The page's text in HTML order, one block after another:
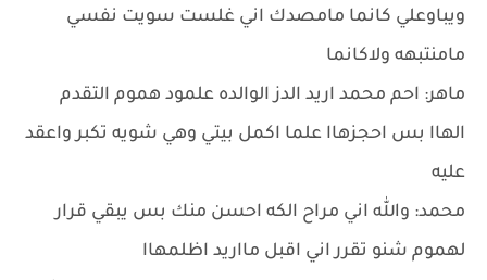
ويباوعلي كانما مامصدك اني غلست سويت نفسي
مامنتبهه ولاكانما
ماهر: احم محمد اريد الدز الوالده علمود هموم التقدم
الهاا بس احجزهاا علما اكمل بيتي وهي شويه تكبر واعقد
عليه
محمد: والله اني مراح الكه احسن منك بس يبقي قرار
لهموم شنو تقرر اني اقبل مااريد اظلمهاا